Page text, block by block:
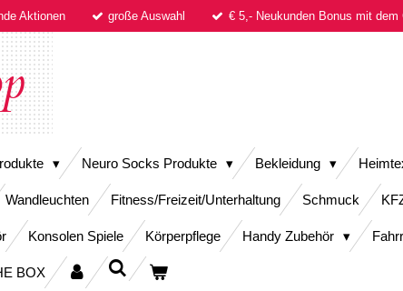
Aktionen große Auswahl € 5,- Neukunden Bonus mit dem
Neuro Socks Produkte Bekleidung
Wandleuchten Fitness/Freizeit/Unterhaltung Schmuck
Konsolen Spiele Körperpflege Handy Zubehör
BOX